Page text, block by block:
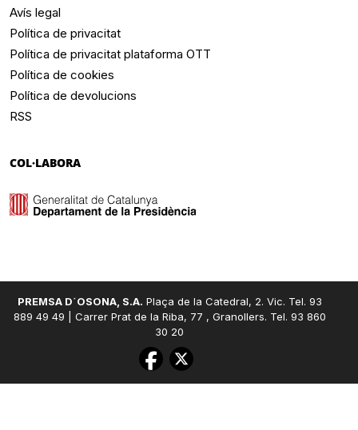
Avís legal
Política de privacitat
Política de privacitat plataforma OTT
Política de cookies
Política de devolucions
RSS
COL·LABORA
PREMSA D´OSONA, S.A. Plaça de la Catedral, 2. Vic. Tel. 93
889 49 49 | Carrer Prat de la Riba, 77 , Granollers. Tel. 93 860
30 20